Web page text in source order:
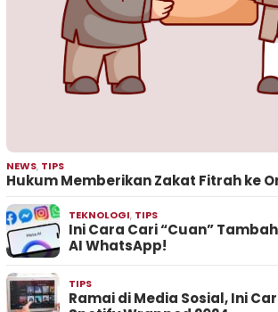
NEWS, TIPS
Hukum Memberikan Zakat Fitrah ke
TEKNOLOGI, TIPS
Ini Cara Cari “Cuan”
AI WhatsApp!
TIPS
Ramai di Media Sosial, Ini